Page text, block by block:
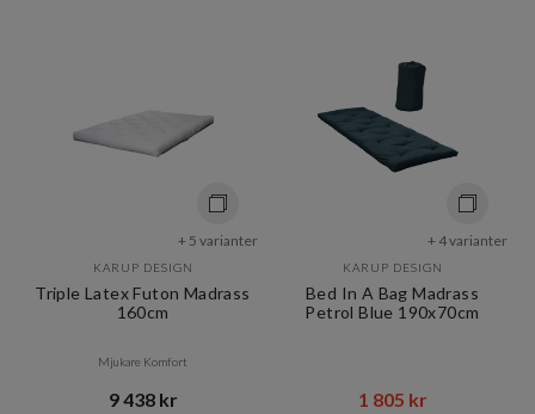
+ 5 varianter
KARUP DESIGN
Triple Latex Futon Madrass
160cm
Mjukare Komfort
9 438 kr​​
+ 4 varianter
KARUP DESIGN
Bed In A Bag Madrass
Petrol Blue 190x70cm
1 805 kr​​